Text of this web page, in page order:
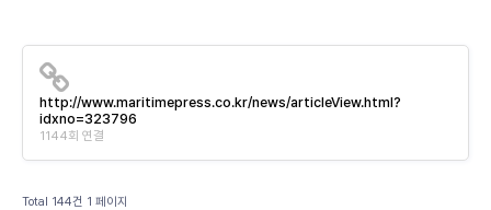
http://www.maritimepress.co.kr/news/articleView.html?
idxno=323796
1144회 연결
Total 144건 1 페이지